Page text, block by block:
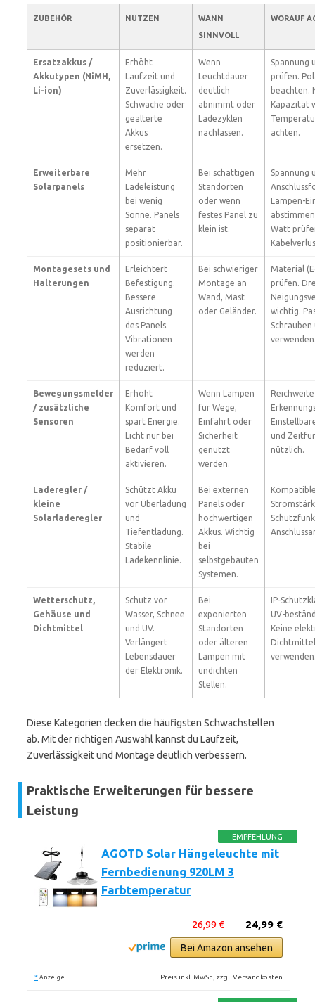
ZUBEHÖR NUTZEN
WANN
SINNVOLL
WORAUF
Ersatzakkus /
Akkutypen (NiMH,
Li-ion)
Erhöht
Laufzeit und
Zuverlässigkeit.
Schwache oder
gealterte
Akkus
ersetzen.
Wenn
Leuchtdauer
deutlich
abnimmt oder
Ladezyklen
nachlassen.
Spannung
prüfen.
beachten.
Kapazität
achten.
Erweiterbare
Solarpanels
Mehr
Ladeleistung
bei wenig
Sonne. Panels
separat
positionierbar.
Bei schattigen
Standorten
oder wenn
festes Panel zu
klein ist.
Spannung
Lampen-
Watt
Montagesets und
Halterungen
Erleichtert
Befestigung.
Bessere
Ausrichtung
des Panels.
Vibrationen
werden
reduziert.
Bei schwieriger
Montage an
Wand, Mast
oder Geländer.
Material
prüfen.
wichtig.
Bewegungsmelder
/ zusätzliche
Sensoren
Erhöht
Komfort und
spart Energie.
Licht nur bei
Bedarf voll
aktivieren.
Wenn Lampen
für Wege,
Einfahrt oder
Sicherheit
genutzt
werden.
und
nützlich.
Laderegler /
kleine
Solarladeregler
Schützt Akku
vor Überladung
und
Tiefentladung.
Stabile
Ladekennlinie.
Bei externen
Panels oder
hochwertigen
Akkus. Wichtig
bei
selbstgebauten
Systemen.
Wetterschutz,
Gehäuse und
Dichtmittel
Schutz vor
Wasser, Schnee
und UV.
Verlängert
Lebensdauer
der Elektronik.
Bei
exponierten
Standorten
oder älteren
Lampen mit
undichten
Stellen.
IP-
UV-
Keine
Diese Kategorien decken die häufigsten Schwachstellen
ab. Mit der richtigen Auswahl kannst du Laufzeit,
Zuverlässigkeit und Montage deutlich verbessern.
Praktische Erweiterungen für bessere
Leistung
EMPFEHLUNG
AGOTD Solar Hängeleuchte mit
Fernbedienung 920LM 3
Farbtemperatur
24,99 €
26,99 €
Bei Amazon ansehen
* Anzeige Preis inkl. MwSt., zzgl. Versandkosten